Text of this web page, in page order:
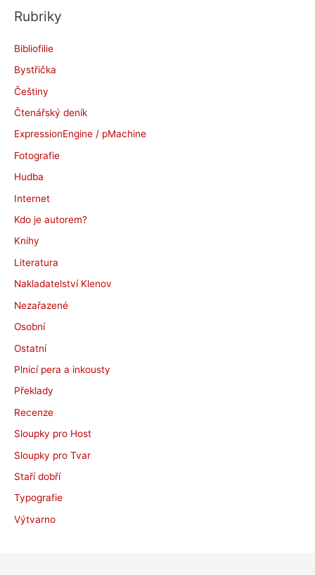
h
v
y
Rubriky
Bibliofilie
Bystřička
Češtiny
Čtenářský deník
ExpressionEngine / pMachine
Fotografie
Hudba
Internet
Kdo je autorem?
Knihy
Literatura
Nakladatelství Klenov
Nezařazené
Osobní
Ostatní
Plnicí pera a inkousty
Překlady
Recenze
Sloupky pro Host
Sloupky pro Tvar
Staří dobří
Typografie
Výtvarno